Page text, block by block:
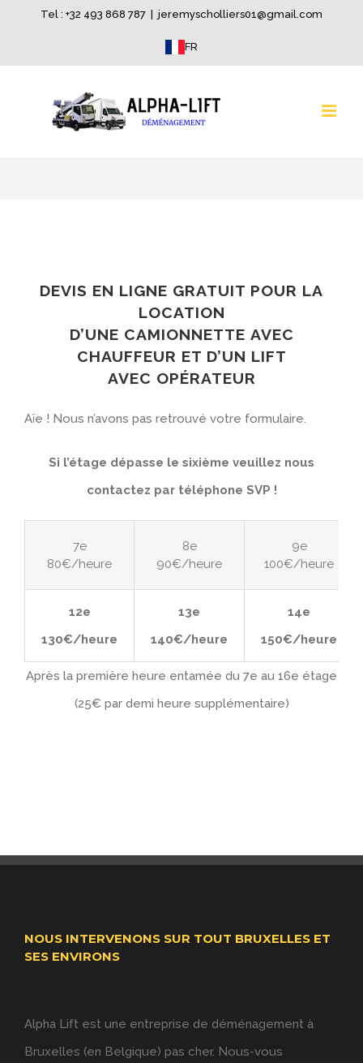
content
Tel : +32 493 868 787 jeremyscholliers01@gmail.com
FR
DEVIS EN LIGNE GRATUIT POUR LA
LOCATION
D’UNE CAMIONNETTE AVEC
CHAUFFEUR ET D’UN LIFT
AVEC OPÉRATEUR
Aïe ! Nous n’avons pas retrouvé votre formulaire.
Si l’étage dépasse le sixième veuillez nous
contactez par téléphone SVP !
7e
80€/heure
8e
90€/heure
9e
100€/heure
12e
130€/heure
13e
140€/heure
14e
150€/heure
Après la première heure entamée du 7e au 16e étage
(25€ par demi heure supplémentaire)
NOUS INTERVENONS SUR TOUT BRUXELLES ET
SES ENVIRONS
Alpha Lift est une entreprise de déménagement à
Bruxelles (en Belgique) pas cher. Nous-vous